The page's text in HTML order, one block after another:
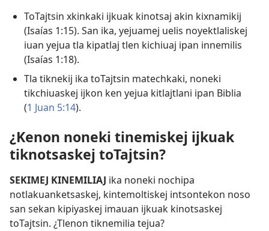
ToTajtsin xkinkaki ijkuak kinotsaj akin kixnamikij
(Isaías 1:15). San ika, yejuamej uelis noyektlaliskej
iuan yejua tla kipatlaj tlen kichiuaj ipan innemilis
(Isaías 1:18).
Tla tiknekij ika toTajtsin matechkaki, noneki
tikchiuaskej ijkon ken yejua kitlajtlani ipan Biblia
(1 Juan 5:14).
¿Kenon noneki tinemiskej ijkuak
tiknotsaskej toTajtsin?
SEKIMEJ KINEMILIAJ ika noneki nochipa
notlakuanketsaskej, kintemoltiskej intsontekon noso
san sekan kipiyaskej imauan ijkuak kinotsaskej
toTajtsin. ¿Tlenon tiknemilia tejua?